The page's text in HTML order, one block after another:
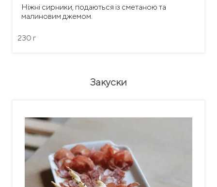
Ніжні сирники, подаються із сметаною та
малиновим джемом.
230 г
Закуски